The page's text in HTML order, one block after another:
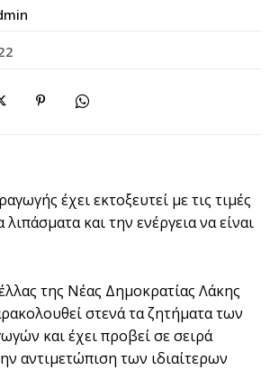
έχει εκτοξευτεί με τις τιμές
και την ενέργεια να είναι
της Νέας Δημοκρατίας Λάκης
στενά τα ζητήματα των
και έχει προβεί σε σειρά
αντιμετώπιση των ιδιαίτερων